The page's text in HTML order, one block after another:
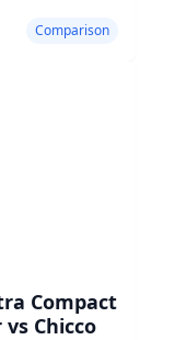
Comparison
Compact
Chicco